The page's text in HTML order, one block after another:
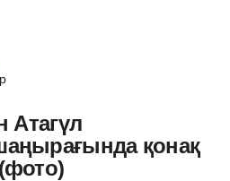
Атагүл
қонақ